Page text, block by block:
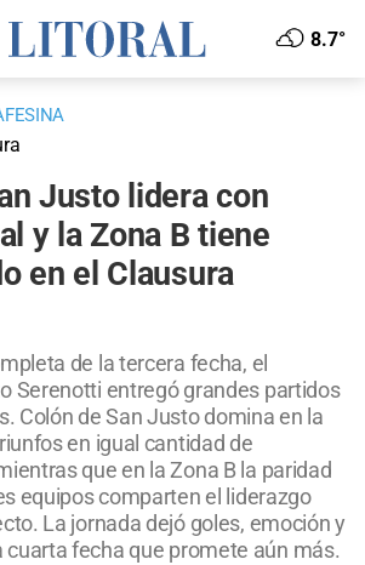
8.7°
Justo lidera con
y la Zona B tiene
en el Clausura
de la tercera fecha, el
Serenotti entregó grandes partidos
Colón de San Justo domina en la
en igual cantidad de
que en la Zona B la paridad
equipos comparten el liderazgo
La jornada dejó goles, emoción y
cuarta fecha que promete aún más.